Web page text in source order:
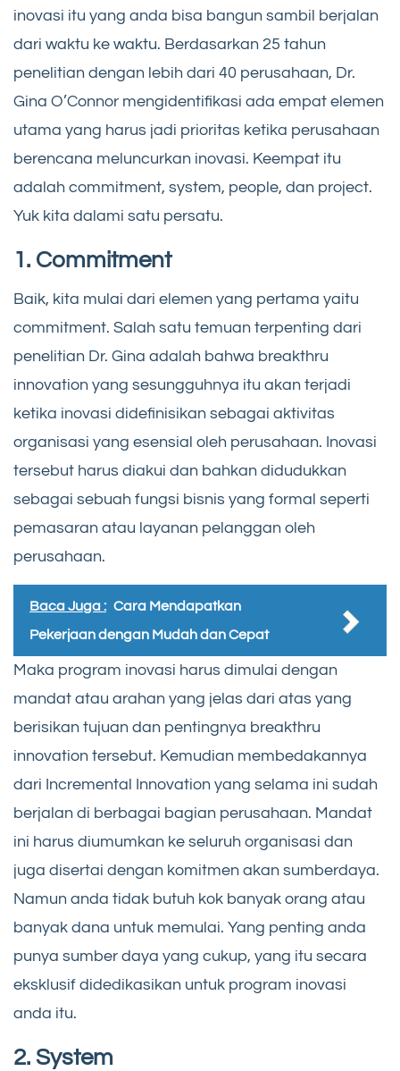
inovasi itu yang anda bisa bangun sambil berjalan
dari waktu ke waktu. Berdasarkan 25 tahun
penelitian dengan lebih dari 40 perusahaan, Dr.
Gina O’Connor mengidentifikasi ada empat elemen
utama yang harus jadi prioritas ketika perusahaan
berencana meluncurkan inovasi. Keempat itu
adalah commitment, system, people, dan project.
Yuk kita dalami satu persatu.
1. Commitment
Baik, kita mulai dari elemen yang pertama yaitu
commitment. Salah satu temuan terpenting dari
penelitian Dr. Gina adalah bahwa breakthru
innovation yang sesungguhnya itu akan terjadi
ketika inovasi didefinisikan sebagai aktivitas
organisasi yang esensial oleh perusahaan. Inovasi
tersebut harus diakui dan bahkan didudukkan
sebagai sebuah fungsi bisnis yang formal seperti
pemasaran atau layanan pelanggan oleh
perusahaan.
Baca Juga : Cara Mendapatkan
Pekerjaan dengan Mudah dan Cepat
Maka program inovasi harus dimulai dengan
mandat atau arahan yang jelas dari atas yang
berisikan tujuan dan pentingnya breakthru
innovation tersebut. Kemudian membedakannya
dari Incremental Innovation yang selama ini sudah
berjalan di berbagai bagian perusahaan. Mandat
ini harus diumumkan ke seluruh organisasi dan
juga disertai dengan komitmen akan sumberdaya.
Namun anda tidak butuh kok banyak orang atau
banyak dana untuk memulai. Yang penting anda
punya sumber daya yang cukup, yang itu secara
eksklusif didedikasikan untuk program inovasi
anda itu.
2. System